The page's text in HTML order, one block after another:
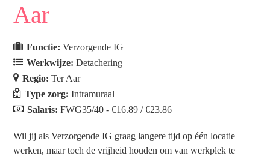
Aar
Functie:Verzorgende IG
Werkwijze:Detachering
Regio:Ter Aar
Type zorg:Intramuraal
Salaris:FWG35/40 - €16.89 / €23.86
Wil jij als Verzorgende IG graag langere tijd op één locatie
werken, maar toch de vrijheid houden om van werkplek te